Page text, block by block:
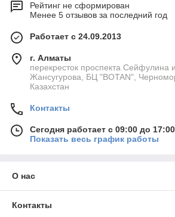
Рейтинг не сформирован
Менее 5 отзывов за последний год
Работает с 24.09.2013
г. Алматы
перекресток проспекта Сейфулина
Жансугурова, БЦ "BOTAN",
Казахстан
Контакты
Сегодня работает с 09:00 до 17:00
Показать весь график работы
О нас
Контакты